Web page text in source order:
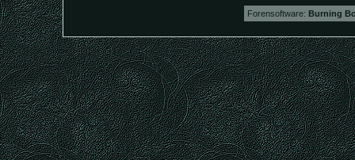
Forensoftware: Burning